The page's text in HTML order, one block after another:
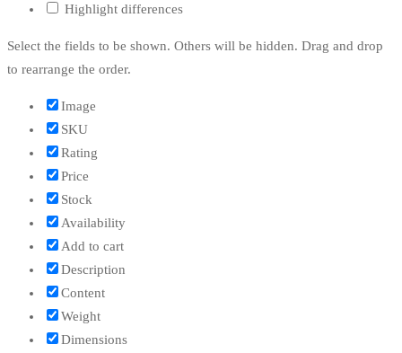
Highlight differences
Select the fields to be shown. Others will be hidden. Drag and drop
to rearrange the order.
Image
SKU
Rating
Price
Stock
Availability
Add to cart
Description
Content
Weight
Dimensions